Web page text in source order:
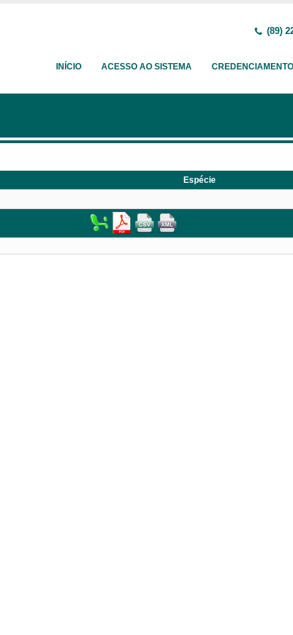
(89)
INÍCIO ACESSO AO SISTEMA CREDENCIAMENTO
Espécie